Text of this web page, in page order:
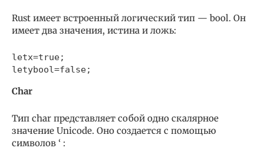
Rust имеет встроенный логический тип — bool. Он
имеет два значения, истина и ложь:
letx=true;
Char
Тип char представляет собой одно скалярное
значение Unicode. Оно создается с помощью
символов ‘ :